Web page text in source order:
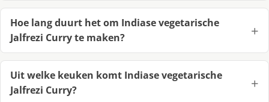
Hoe lang duurt het om Indiase vegetarische
Jalfrezi Curry te maken?
Uit welke keuken komt Indiase vegetarische
Jalfrezi Curry?